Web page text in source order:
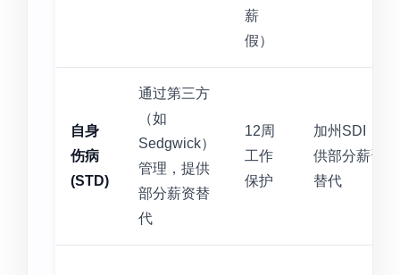
薪
假）
自身
伤病
(STD)
通过第三方
（如
Sedgwick）
管理，提供
部分薪资替
代
12周
工作
保护
加州SDI：提
供部分薪资
替代